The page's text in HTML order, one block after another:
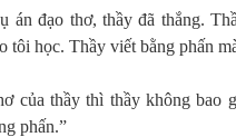
án đạo thơ, thầy đã thắng.
tôi học. Thầy viết bằng phấn
của thầy thì thầy không bao
phấn.”